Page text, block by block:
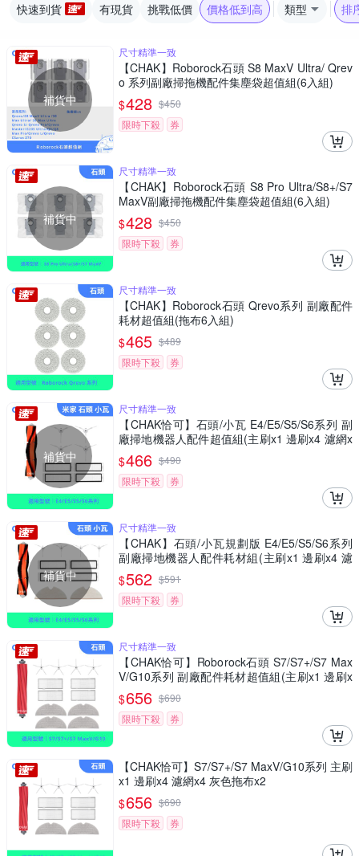
快速到貨 有現貨 挑戰低價 價格低到高 類型 排
補貨中
尺寸精準一致
【CHAK】Roborock石頭 S8 MaxV Ultra/ Qrev
o 系列副廠掃拖機配件集塵袋超值組(6入組)
$428 $450
限時下殺
券
補貨中
尺寸精準一致
【CHAK】Roborock石頭 S8 Pro Ultra/S8+/S7
MaxV副廠掃拖機配件集塵袋超值組(6入組)
$428 $450
限時下殺
券
尺寸精準一致
【CHAK】Roborock石頭 Qrevo系列 副廠配件
耗材超值組(拖布6入組)
$465 $489
限時下殺
券
補貨中
尺寸精準一致
【CHAK恰可】石頭/小瓦 E4/E5/S5/S6系列 副
廠掃地機器人配件超值組(主刷x1 邊刷x4 濾網x
4)
$466 $490
限時下殺
券
補貨中
尺寸精準一致
【CHAK】石頭/小瓦規劃版 E4/E5/S5/S6系列
副廠掃地機器人配件耗材組(主刷x1 邊刷x4 濾
網x4 拖布x2)
$562 $591
限時下殺
券
尺寸精準一致
【CHAK恰可】Roborock石頭 S7/S7+/S7 Max
V/G10系列 副廠配件耗材超值組(主刷x1 邊刷x
4 濾網x4 拖布x4)
$656 $690
限時下殺
券
【CHAK恰可】S7/S7+/S7 MaxV/G10系列 主刷
x1 邊刷x4 濾網x4 灰色拖布x2
$656 $690
限時下殺
券